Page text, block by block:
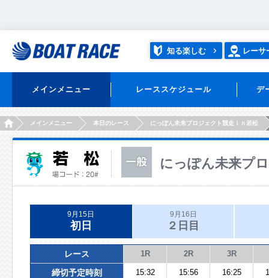
知る楽しむ レーサ
メインメニュー レーススケジュール デ
HOMEメインメニュー 本日のレース にっぽん未来プロジェクト競走ｉｎ若松
にっぽん未来プ
9月15日
初日
9月16日
２日目
レース 1R 2R 3R
締切予定時刻 15:32 15:56 16:25